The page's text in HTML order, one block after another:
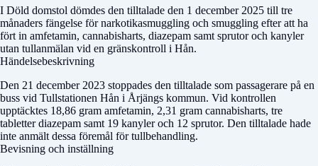
I Döld domstol dömdes den tilltalade den 1 december 2025 till tre
månaders fängelse för narkotikasmuggling och smuggling efter att ha
fört in amfetamin, cannabisharts, diazepam samt sprutor och kanyler
utan tullanmälan vid en gränskontroll i Hån.
Händelsebeskrivning
Den 21 december 2023 stoppades den tilltalade som passagerare på en
buss vid Tullstationen Hån i Årjängs kommun. Vid kontrollen
upptäcktes 18,86 gram amfetamin, 2,31 gram cannabisharts, tre
tabletter diazepam samt 19 kanyler och 12 sprutor. Den tilltalade hade
inte anmält dessa föremål för tullbehandling.
Bevisning och inställning